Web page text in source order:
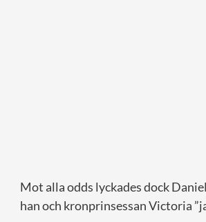
Mot alla odds lyckades dock
han och kronprinsessan Victoria